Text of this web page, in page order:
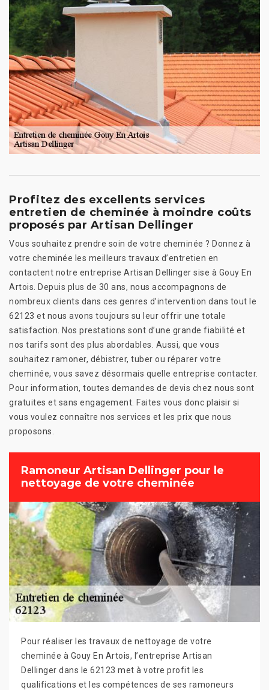
Profitez des excellents services
entretien de cheminée à moindre coûts
proposés par Artisan Dellinger
Vous souhaitez prendre soin de votre cheminée ? Donnez à
votre cheminée les meilleurs travaux d’entretien en
contactent notre entreprise Artisan Dellinger sise à Gouy En
Artois. Depuis plus de 30 ans, nous accompagnons de
nombreux clients dans ces genres d’intervention dans tout le
62123 et nous avons toujours su leur offrir une totale
satisfaction. Nos prestations sont d’une grande fiabilité et
nos tarifs sont des plus abordables. Aussi, que vous
souhaitez ramoner, débistrer, tuber ou réparer votre
cheminée, vous savez désormais quelle entreprise contacter.
Pour information, toutes demandes de devis chez nous sont
gratuites et sans engagement. Faites vous donc plaisir si
vous voulez connaître nos services et les prix que nous
proposons.
Ramoneur Artisan Dellinger pour le
nettoyage de votre cheminée
Pour réaliser les travaux de nettoyage de votre
cheminée à Gouy En Artois, l’entreprise Artisan
Dellinger dans le 62123 met à votre profit les
qualifications et les compétences de ses ramoneurs